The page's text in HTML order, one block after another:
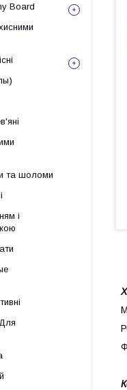
Board
та шоломи
і